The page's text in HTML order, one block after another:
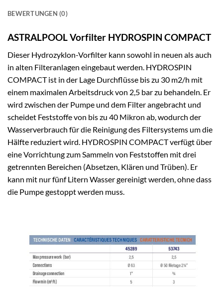
BEWERTUNGEN (0)
ASTRALPOOL Vorfilter HYDROSPIN COMPACT
Dieser Hydrozyklon-Vorfilter kann sowohl in neuen als auch
in alten Filteranlagen eingebaut werden. HYDROSPIN
COMPACT ist in der Lage Durchflüsse bis zu 30 m2/h mit
einem maximalen Arbeitsdruck von 2,5 bar zu behandeln. Er
wird zwischen der Pumpe und dem Filter angebracht und
scheidet Feststoffe von bis zu 40 Mikron ab, wodurch der
Wasserverbrauch für die Reinigung des Filtersystems um die
Hälfte reduziert wird. HYDROSPIN COMPACT verfügt über
eine Vorrichtung zum Sammeln von Feststoffen mit drei
getrennten Bereichen (Absetzen, Klären und Trüben). Er
kann mit nur fünf Litern Wasser gereinigt werden, ohne dass
die Pumpe gestoppt werden muss.